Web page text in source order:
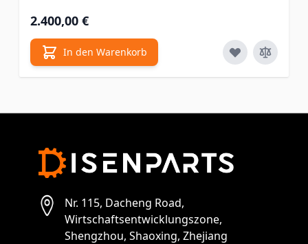
2.400,00 €
In den Warenkorb
Nr. 115, Dacheng Road,
Wirtschaftsentwicklungszone,
Shengzhou, Shaoxing, Zhejiang